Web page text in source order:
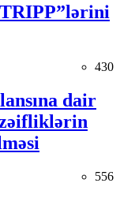
430
dair
556